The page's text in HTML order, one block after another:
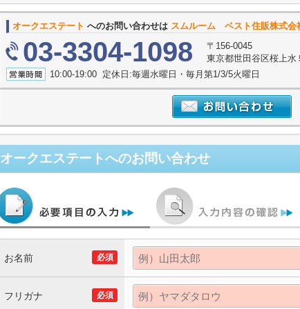
オークエステート へのお問い合わせは スムルーム ベスト住販株式会
03-3304-1098
〒156-0045
東京都世田谷区桜上水
10:00-19:00 定休日:毎週水曜日・毎月第1/3/5火曜日
オークエステートへのお問い合わせ
必須
お名前
必須
フリガナ